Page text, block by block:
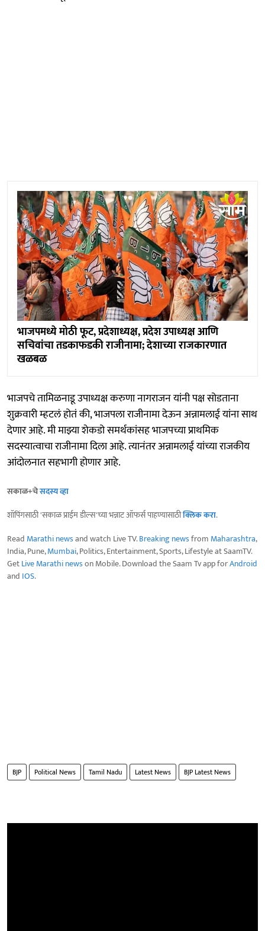
भाजपमध्ये मोठी फूट, प्रदेशाध्यक्ष, प्रदेश उपाध्यक्ष आणि
सचिवांचा तडकाफडकी राजीनामा; देशाच्या राजकारणात
खळबळ
भाजपचे तामिळनाडू उपाध्यक्ष करुणा नागराजन यांनी पक्ष सोडताना
शुक्रवारी म्हटलं होतं की, भाजपला राजीनामा देऊन अन्नामलाई यांना साथ
देणार आहे. मी माझ्या शेकडो समर्थकांसह भाजपच्या प्राथमिक
सदस्यात्वाचा राजीनामा दिला आहे. त्यानंतर अन्नामलाई यांच्या राजकीय
आंदोलनात सहभागी होणार आहे.
सकाळ+चेसदस्य व्हा
शॉपिंगसाठी 'सकाळ प्राईम डील्स'च्या भन्नाट ऑफर्स पाहण्यासाठीक्लिक करा.
Read Marathi newsand watch Live TV.Breaking newsfrom Maharashtra,
India, Pune,Mumbai, Politics, Entertainment, Sports, Lifestyle at SaamTV.
GetLive Marathi newson Mobile. Download the Saam Tv app forAndroid
and IOS.
BJP Political News Tamil Nadu Latest News BJP Latest News